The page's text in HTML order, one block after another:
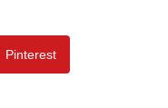
Pinterest